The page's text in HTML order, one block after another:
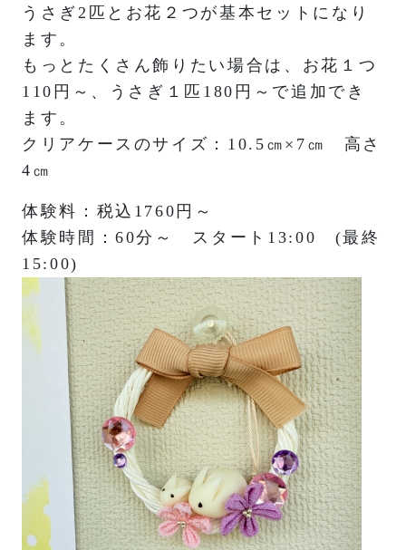
うさぎ2匹とお花２つが基本セットになり
ます。
もっとたくさん飾りたい場合は、お花１つ
110円～、うさぎ１匹180円～で追加でき
ます。
クリアケースのサイズ：10.5㎝×7㎝ 高さ
4㎝
体験料：税込1760円～
体験時間：60分～ スタート13:00 (最終
15:00)